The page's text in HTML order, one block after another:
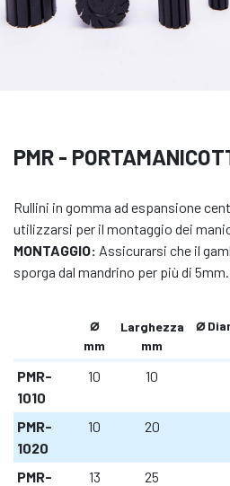
PMR -
Rullini in gomma ad espansione
utilizzarsi per il montaggio dei
MONTAGGIO: Assicurarsi che il
sporga dal mandrino per più di 5mm.
⌀
mm
Larghezza
mm
⌀
PMR-
1010
10 10
PMR-
1020
10 20
PMR-
13 25